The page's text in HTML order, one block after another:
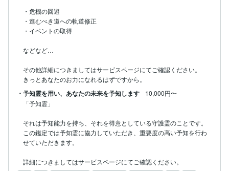
・危機の回避
・進むべき道への軌道修正
・イベントの取得
などなど…
その他詳細につきましてはサービスページにてご確認ください。
きっとあなたのお力になれるはずですから。
・予知霊を用い、あなたの未来を予知します
10,000円〜
「予知霊」
それは予知能力を持ち、それを得意としている守護霊のことです。
この鑑定では予知霊に協力していただき、重要度の高い予知を行わ
せていただきます。
詳細につきましてはサービスページにてご確認ください。